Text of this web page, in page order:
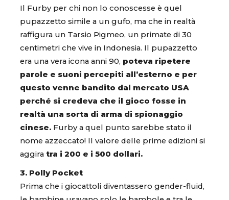
Il Furby per chi non lo conoscesse è quel
pupazzetto simile a un gufo, ma che in realtà
raffigura un Tarsio Pigmeo, un primate di 30
centimetri che vive in Indonesia. Il pupazzetto
era una vera icona anni 90, poteva ripetere
parole e suoni percepiti all’esterno e per
questo venne bandito dal mercato USA
perché si credeva che il gioco fosse in
realtà una sorta di arma di spionaggio
cinese. Furby a quel punto sarebbe stato il
nome azzeccato! Il valore delle prime edizioni si
aggira tra i 200 e i 500 dollari.
3. Polly Pocket
Prima che i giocattoli diventassero gender-fluid,